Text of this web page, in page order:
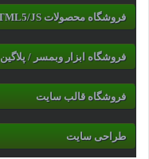
فروشگاه محصولات HTML5/JS
فروشگاه ابزار وبمسر / پلاگین
فروشگاه قالب سایت
طراحی سایت